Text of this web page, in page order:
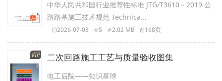
中华人民共和国行业推荐性标准 JTG/T3610－2019 公
路路基施工技术规范 Technica...
2026-07-08 5 2.02 MB 168页
VIP 二次回路施工工艺与质量验收图集
电工后院——知识星球